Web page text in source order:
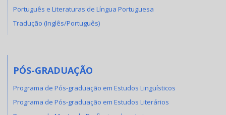
Português e Literaturas de Língua Portuguesa
Tradução (Inglês/Português)
PÓS-GRADUAÇÃO
Programa de Pós-graduação em Estudos Linguísticos
Programa de Pós-graduação em Estudos Literários